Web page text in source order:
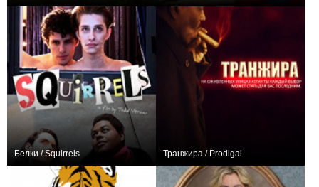
Белки / Squirrels Транжира / Prodigal